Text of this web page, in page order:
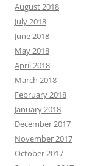
August 2018
July 2018
June 2018
May 2018
April 2018
March 2018
February 2018
January 2018
December 2017
November 2017
October 2017